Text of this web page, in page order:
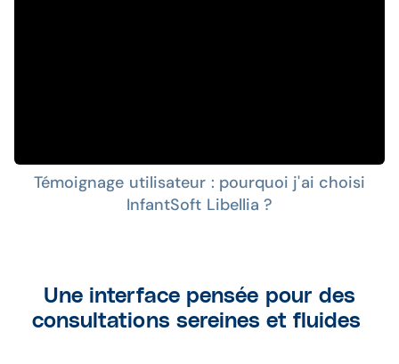
Témoignage utilisateur : pourquoi j'ai choisi
InfantSoft Libellia ?
Une interface pensée pour des
consultations sereines et fluides